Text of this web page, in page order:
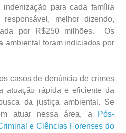
para cada família
melhor dizendo,
por R$250 milhões. Os
ambiental foram indiciados por
casos de denúncia de crimes
atuação rápida e eficiente da
da justiça ambiental. Se
atuar nessa área, a
Pós-
e Ciências Forenses do